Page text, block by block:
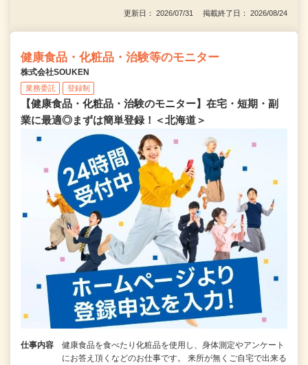
更新日： 2026/07/31 掲載終了日： 2026/08/24
健康食品・化粧品・治験等のモニター
株式会社SOUKEN
業務委託 登録制
【健康食品・化粧品・治験のモニター】在宅・短期・副
業に最適◎まずは簡単登録！＜北海道＞
仕事内容
健康食品を食べたり化粧品を使用し、身体測定やアンケート
にお答え頂くなどのお仕事です。 来所が無くご自宅で出来る